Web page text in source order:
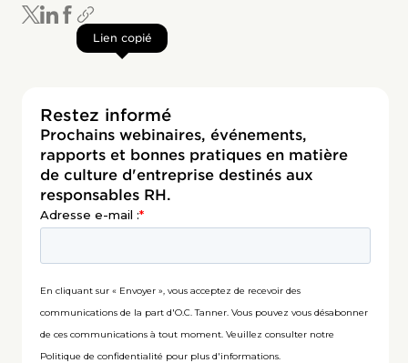
Lien copié
Restez informé
Prochains webinaires, événements,
rapports et bonnes pratiques en matière
de culture d'entreprise destinés aux
responsables RH.